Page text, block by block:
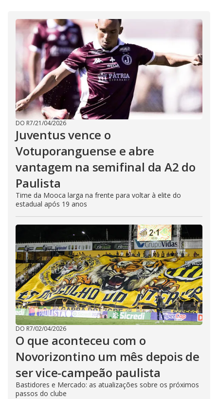
DO R7/21/04/2026
Juventus vence o
Votuporanguense e abre
vantagem na semifinal da A2 do
Paulista
Time da Mooca larga na frente para voltar à elite do
estadual após 19 anos
DO R7/02/04/2026
O que aconteceu com o
Novorizontino um mês depois de
ser vice-campeão paulista
Bastidores e Mercado: as atualizações sobre os próximos
passos do clube